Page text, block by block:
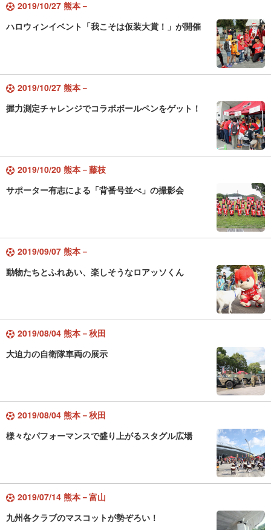
2019/10/27 熊本－
ハロウィンイベント「我こそは仮装大賞！」が開催
2019/10/27 熊本－
握力測定チャレンジでコラボボールペンをゲット！
2019/10/20 熊本－藤枝
サポーター有志による「背番号並べ」の撮影会
2019/09/07 熊本－
動物たちとふれあい、楽しそうなロアッソくん
2019/08/04 熊本－秋田
大迫力の自衛隊車両の展示
2019/08/04 熊本－秋田
様々なパフォーマンスで盛り上がるスタグル広場
2019/07/14 熊本－富山
九州各クラブのマスコットが勢ぞろい！